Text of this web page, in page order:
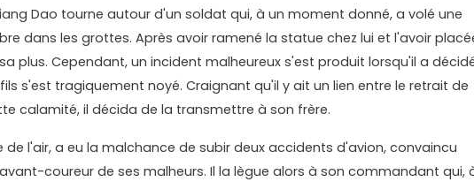
Dao tourne autour d'un soldat qui, à un moment donné, a volé une
dans les grottes. Après avoir ramené la statue chez lui et l'avoir
plus. Cependant, un incident malheureux s'est produit lorsqu'il a
s'est tragiquement noyé. Craignant qu'il y ait un lien entre le retrait de
calamité, il décida de la transmettre à son frère.
de l'air, a eu la malchance de subir deux accidents d'avion, convaincu
coureur de ses malheurs. Il la lègue alors à son commandant qui,